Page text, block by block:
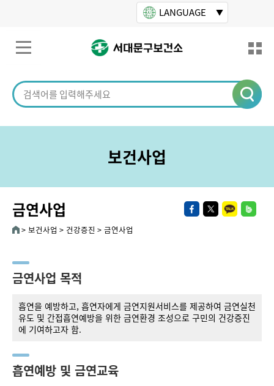
LANGUAGE
보건사업
금연사업
보건사업 건강증진 금연사업
금연사업 목적
흡연을 예방하고, 흡연자에게 금연지원서비스를 제공하여 금연실천
유도 및 간접흡연예방을 위한 금연환경 조성으로 구민의 건강증진
에 기여하고자 함.
흡연예방 및 금연교육